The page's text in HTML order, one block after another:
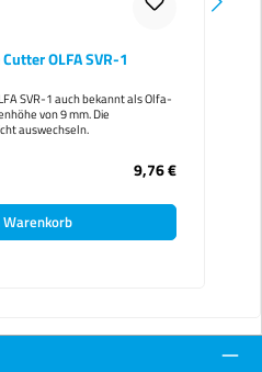
OLFA SVR-1
SVR-1 auch bekannt als Olfa-
von 9 mm. Die
auswechseln.
9,76 €